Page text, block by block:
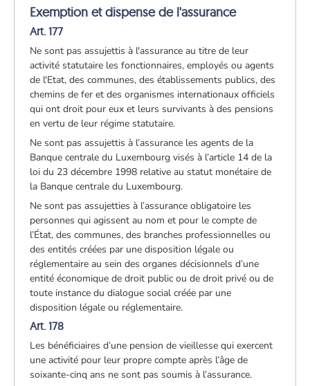
Exemption et dispense de l'assurance
Art. 177
Ne sont pas assujettis à l'assurance au titre de leur
activité statutaire les fonctionnaires, employés ou agents
de l'Etat, des communes, des établissements publics, des
chemins de fer et des organismes internationaux officiels
qui ont droit pour eux et leurs survivants à des pensions
en vertu de leur régime statutaire.
Ne sont pas assujettis à l’assurance les agents de la
Banque centrale du Luxembourg visés à l’article 14 de la
loi du 23 décembre 1998 relative au statut monétaire de
la Banque centrale du Luxembourg.
Ne sont pas assujetties à l’assurance obligatoire les
personnes qui agissent au nom et pour le compte de
l’État, des communes, des branches professionnelles ou
des entités créées par une disposition légale ou
réglementaire au sein des organes décisionnels d’une
entité économique de droit public ou de droit privé ou de
toute instance du dialogue social créée par une
disposition légale ou réglementaire.
Art. 178
Les bénéficiaires d’une pension de vieillesse qui exercent
une activité pour leur propre compte après l’âge de
soixante-cinq ans ne sont pas soumis à l’assurance.